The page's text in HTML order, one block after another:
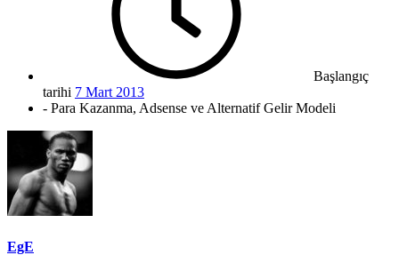
Başlangıç
tarihi 7 Mart 2013
- Para Kazanma, Adsense ve Alternatif Gelir Modeli
EgE